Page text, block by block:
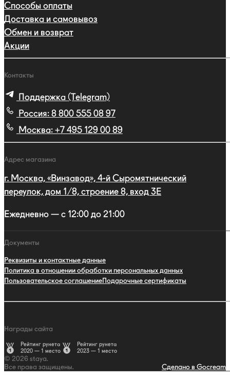
Способы оплаты
Доставка и самовывоз
Обмен и возврат
Акции
Контакты
Поддержка (Telegram)
Россия: 8 800 555 08 97
Москва: +7 495 129 00 89
Адрес магазина
г. Москва, «Винзавод», 4-й Сыромятнический
переулок, дом 1/8, строение 8, вход 3E
Ежедневно — с 12:00 до 21:00
Документы
Реквизиты и контактные данные
Политика в отношении обработки персональных данных
Пользовательское соглашениеПодарочные сертификаты
Награды сайта
Рейтинг рунета
2020 — 1 место
Рейтинг рунета
2023 — 1 место
© 2026 staya.
Все права защищены.
Сделано в Gocream